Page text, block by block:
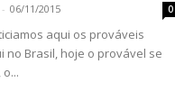
- 06/11/2015 0
aqui os prováveis
no Brasil, hoje o provável se